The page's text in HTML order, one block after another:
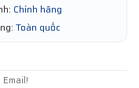
Chính hãng
Toàn quốc